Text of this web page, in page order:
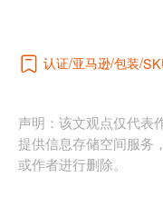
认证 亚马逊 包装
声明：该文观点仅代表
提供信息存储空间服务
或作者进行删除。